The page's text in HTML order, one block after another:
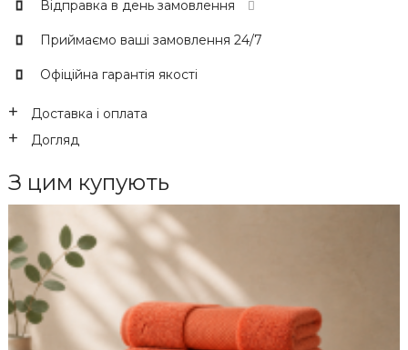
Відправка в день замовлення
Приймаємо ваші замовлення 24/7
Офіційна гарантія якості
Доставка і оплата
Догляд
З цим купують